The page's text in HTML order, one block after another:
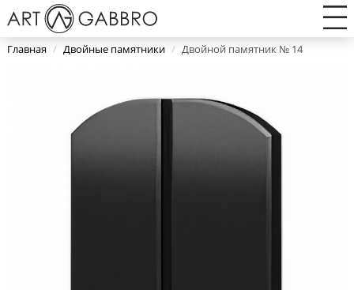
Главная / Двойные памятники / Двойной памятник № 14